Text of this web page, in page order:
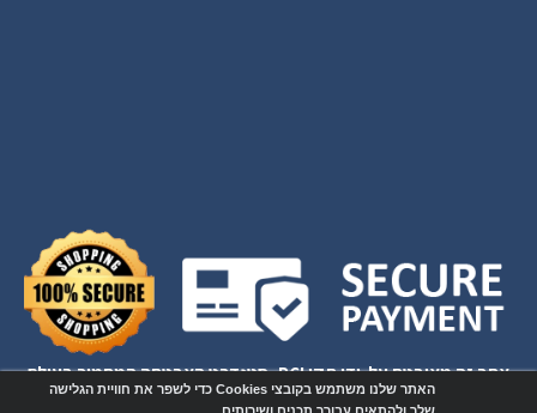
אתר זה מאובטח על-ידי תקן PCI, סטנדרט האבטחה המחמיר בעולם
לרכישות באינטרנט
האתר שלנו משתמש בקובצי Cookies כדי לשפר את חוויית הגלישה